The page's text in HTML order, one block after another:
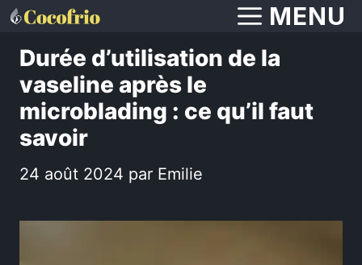
Aller
contenu
MENU
Durée d’utilisation de la
vaseline après le
microblading : ce qu’il faut
savoir
24 août 2024 par Emilie